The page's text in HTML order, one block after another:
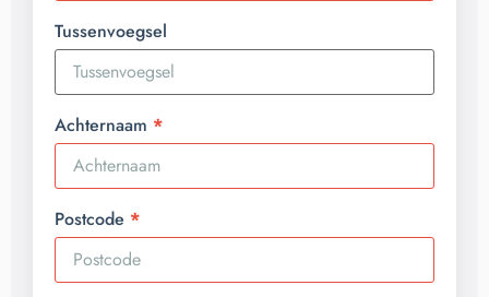
Tussenvoegsel
Achternaam
Postcode